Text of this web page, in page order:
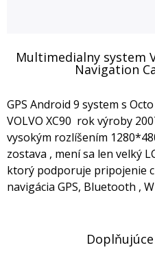
Multimedialny system
Navigation
GPS Android 9 system s
VOLVO XC90 rok výroby
vysokým rozlíšením
zostava , mení sa len velký
ktorý podporuje pripojenie
navigácia GPS, Bluetooth ,